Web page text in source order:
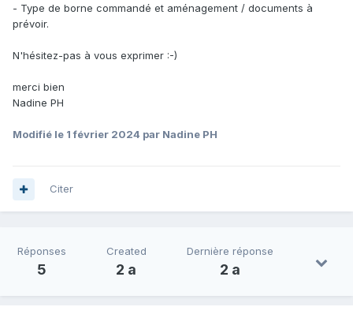
- Type de borne commandé et aménagement / documents à
prévoir.
N'hésitez-pas à vous exprimer :-)
merci bien
Nadine PH
Modifié le 1 février 2024 par Nadine PH
Citer
Réponses
5
Created
2 a
Dernière réponse
2 a